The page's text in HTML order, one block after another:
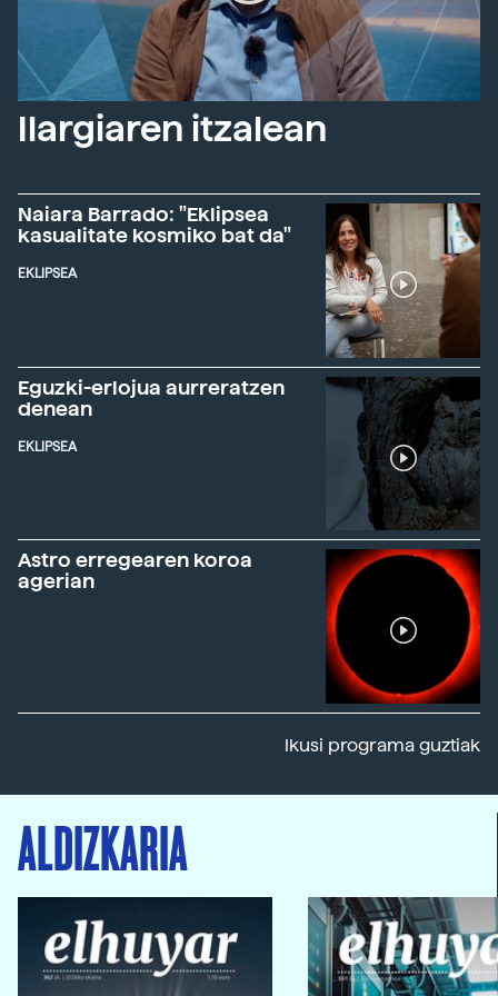
Ilargiaren itzalean
Naiara Barrado: "Eklipsea
kasualitate kosmiko bat da"
EKLIPSEA
Eguzki-erlojua aurreratzen
denean
EKLIPSEA
Astro erregearen koroa
agerian
Ikusi programa guztiak
ALDIZKARIA